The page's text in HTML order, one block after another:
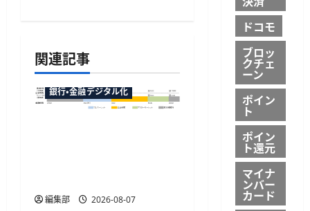
ョ
ン
関連記事
銀行・金融デジタル化
編集部 2026-08-07
ドコモ
ブロッ
クチェ
ーン
ポイン
ト
ポイン
ト還元
マイナ
ンバー
カード